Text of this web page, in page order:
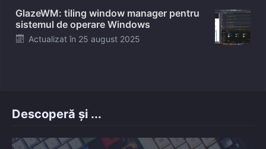
GlazeWM: tiling window manager pentru
sistemul de operare Windows
Posted
Actualizat în 25 august 2025
Descoperă și ...